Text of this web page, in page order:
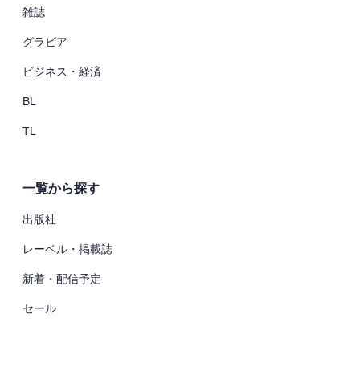
雑誌
グラビア
ビジネス・経済
BL
TL
一覧から探す
出版社
レーベル・掲載誌
新着・配信予定
セール